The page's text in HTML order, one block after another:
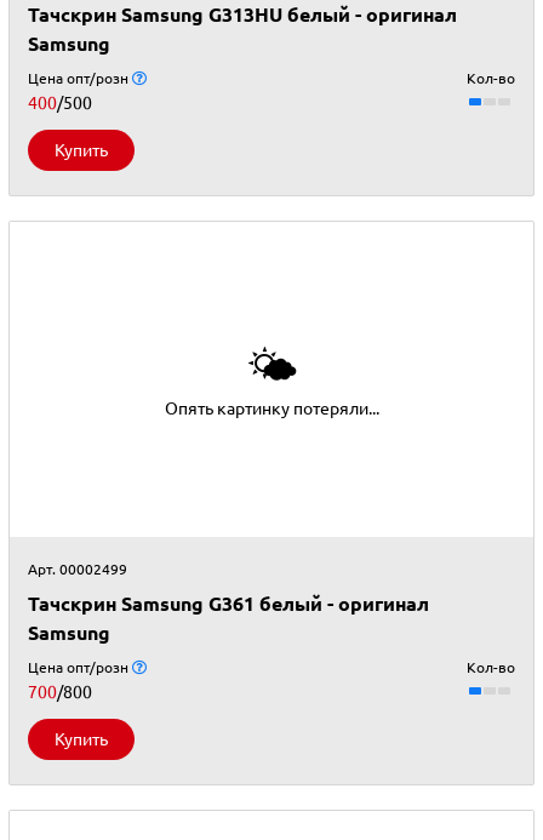
Тачскрин Samsung G313HU белый - оригинал
Samsung
Цена опт/розн
400/500
Кол-во
Купить
🌤
Опять картинку потеряли...
Арт. 00002499
Тачскрин Samsung G361 белый - оригинал
Samsung
Цена опт/розн
700/800
Кол-во
Купить